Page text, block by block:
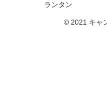
ランタン
© 2021 キャ